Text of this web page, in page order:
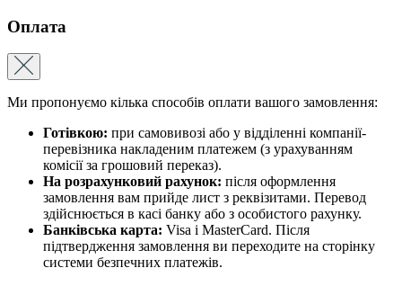
Оплата
Ми пропонуємо кілька способів оплати вашого замовлення:
Готівкою: при самовивозі або у відділенні компанії-
перевізника накладеним платежем (з урахуванням
комісії за грошовий переказ).
На розрахунковий рахунок: після оформлення
замовлення вам прийде лист з реквізитами. Перевод
здійснюється в касі банку або з особистого рахунку.
Банківська карта: Visa і MasterCard. Після
підтвердження замовлення ви переходите на сторінку
системи безпечних платежів.